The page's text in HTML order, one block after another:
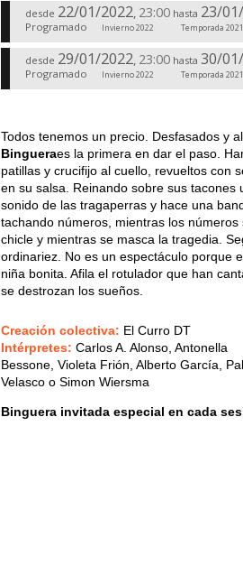
desde 22/01/2022, 23:00 hasta 23/
Programado Invierno 2022 Temporada
desde 29/01/2022, 23:00 hasta 30/
Programado Invierno 2022 Temporada
Todos tenemos un precio. Desfasados y
Bingueraes la primera en dar el paso.
patillas y crucifijo al cuello, revueltos con
en su salsa. Reinando sobre sus
sonido de las tragaperras y hace una
tachando números, mientras los
chicle y mientras se masca la tragedia.
ordinariez. No es un espectáculo porque
niña bonita. Afila el rotulador que han
se destrozan los sueños.
Creación colectiva: El Curro DT
Intérpretes: Carlos A. Alonso, Antonella
Bessone, Violeta Frión, Alberto García,
Velasco o Simon Wiersma
Binguera invitada especial en cada